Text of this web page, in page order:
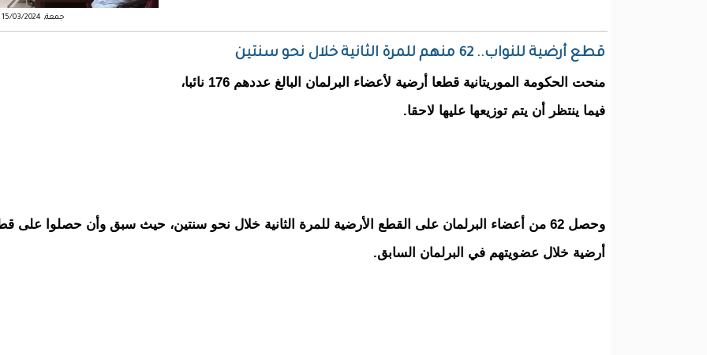
جمعة, 15/03/2024 - 14:47
قطع أرضية للنواب.. 62 منهم للمرة الثانية خلال نحو سنتين
منحت الحكومة الموريتانية قطعا أرضية لأعضاء البرلمان البالغ عددهم 176 نائبا،
فيما ينتظر أن يتم توزيعها عليها لاحقا.
وحصل 62 من أعضاء البرلمان على القطع الأرضية للمرة الثانية خلال نحو سنتين، حيث سبق وأن حصلوا على
أرضية خلال عضويتهم في البرلمان السابق.